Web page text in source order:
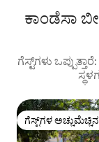
ಕಾಂಡೆಸಾ
ಗೆಸ್ಟ್‌ಗಳು
ಗೆಸ್ಟ್‌ಗಳ
ಗೆಸ್ಟ್‌ಗಳ